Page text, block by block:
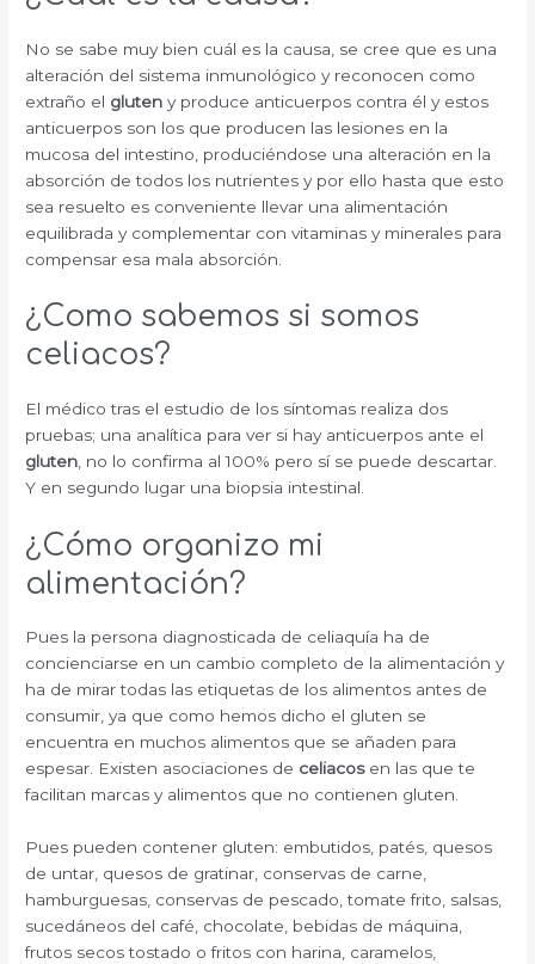
No se sabe muy bien cuál es la causa, se cree que es una
alteración del sistema inmunológico y reconocen como
extraño el gluten y produce anticuerpos contra él y estos
anticuerpos son los que producen las lesiones en la
mucosa del intestino, produciéndose una alteración en la
absorción de todos los nutrientes y por ello hasta que esto
sea resuelto es conveniente llevar una alimentación
equilibrada y complementar con vitaminas y minerales para
compensar esa mala absorción.
¿Como sabemos si somos
celiacos?
El médico tras el estudio de los síntomas realiza dos
pruebas; una analítica para ver si hay anticuerpos ante el
gluten , no lo confirma al 100% pero sí se puede descartar.
Y en segundo lugar una biopsia intestinal.
¿Cómo organizo mi
alimentación?
Pues la persona diagnosticada de celiaquía ha de
concienciarse en un cambio completo de la alimentación y
ha de mirar todas las etiquetas de los alimentos antes de
consumir, ya que como hemos dicho el gluten se
encuentra en muchos alimentos que se añaden para
espesar. Existen asociaciones de celiacosen las que te
facilitan marcas y alimentos que no contienen gluten.
Pues pueden contener gluten: embutidos, patés, quesos
de untar, quesos de gratinar, conservas de carne,
hamburguesas, conservas de pescado, tomate frito, salsas,
sucedáneos del café, chocolate, bebidas de máquina,
frutos secos tostado o fritos con harina, caramelos,